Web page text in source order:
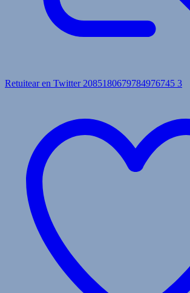
Retuitear en Twitter 2085180679784976745 3